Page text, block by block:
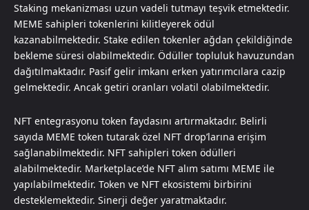
Staking mekanizması uzun vadeli tutmayı teşvik etmektedir.
MEME sahipleri tokenlerini kilitleyerek ödül
kazanabilmektedir. Stake edilen tokenler ağdan çekildiğinde
bekleme süresi olabilmektedir. Ödüller topluluk havuzundan
dağıtılmaktadır. Pasif gelir imkanı erken yatırımcılara cazip
gelmektedir. Ancak getiri oranları volatil olabilmektedir.
NFT entegrasyonu token faydasını artırmaktadır. Belirli
sayıda MEME token tutarak özel NFT drop’larına erişim
sağlanabilmektedir. NFT sahipleri token ödülleri
alabilmektedir. Marketplace’de NFT alım satımı MEME ile
yapılabilmektedir. Token ve NFT ekosistemi birbirini
desteklemektedir. Sinerji değer yaratmaktadır.